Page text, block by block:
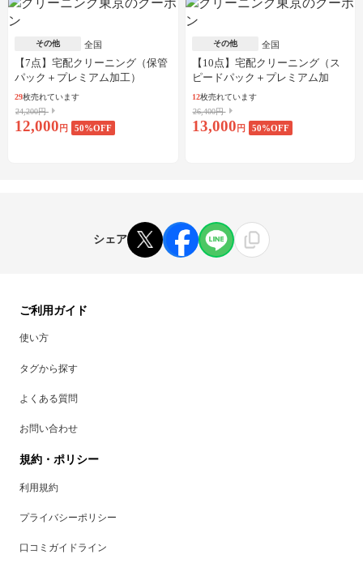
その他 全国
【7点】宅配クリーニング（保管
パック＋プレミアム加工）
29枚売れています
24,200円
12,000 円 50%OFF
その他 全国
【10点】宅配クリーニング（ス
ピードパック＋プレミアム加
工）
12枚売れています
26,400円
13,000 円 50%OFF
シェア
ご利用ガイド
使い方
タグから探す
よくある質問
お問い合わせ
規約・ポリシー
利用規約
プライバシーポリシー
口コミガイドライン